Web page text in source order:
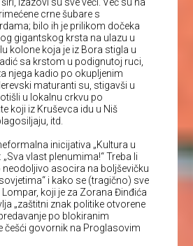
crne šubare s
bilo ih je prilikom dočeka
gigantskog krsta na ulazu u
kolone koja je iz Bora stigla u
sa krstom u podignutoj ruci,
njega kadio po okupljenim
maturanti su, stigavši u
u lokalnu crkvu po
koji iz Kruševca idu u Niš
itd.
inicijativa „Kultura u
vlast plenumima!“ Treba li
asocira na boljševičku
i kako se (tragično) sve
koji je za Zorana Đinđića
„zaštitni znak politike otvorene
po blokiranim
češći govornik na Proglasovim